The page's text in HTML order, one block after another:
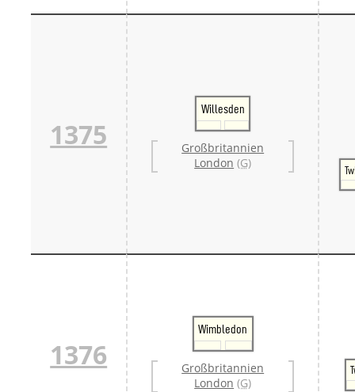
1375
Willesden
Großbritannien
London (G)
1376
Wimbledon
Großbritannien
London (G)